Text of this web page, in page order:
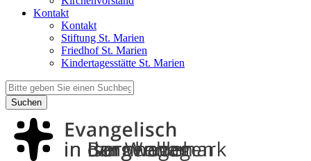
Kontakt
Kontakt
Stiftung St. Marien
Friedhof St. Marien
Kindertagesstätte St. Marien
Suchen